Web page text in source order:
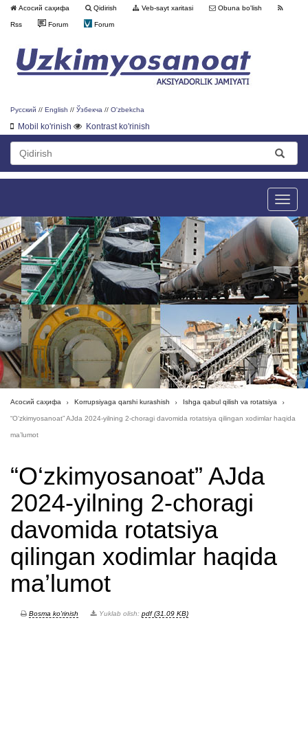
Асосий саҳифа Qidirish Veb-sayt xaritasi Obuna bo'lish
Rss Forum Forum
Русский // English // Ўзбекча // O'zbekcha
Mobil ko'rinish Kontrast ko'rinish
Toggle
Асосий саҳифа Korrupsiyaga qarshi kurashish Ishga qabul qilish va rotatsiya
“O‘zkimyosanoat” AJda 2024-yilning 2-choragi davomida rotatsiya qilingan xodimlar haqida
ma’lumot
“O‘zkimyosanoat” AJda
2024-yilning 2-choragi
davomida rotatsiya
qilingan xodimlar haqida
ma’lumot
Bosma ko'rinish Yuklab olish: pdf (31.09 KB)